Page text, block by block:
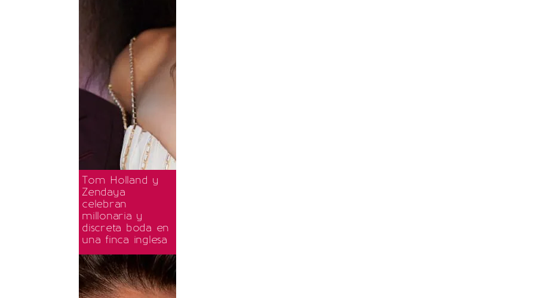
Tom Holland y
Zendaya
celebran
millonaria y
discreta boda en
una finca inglesa